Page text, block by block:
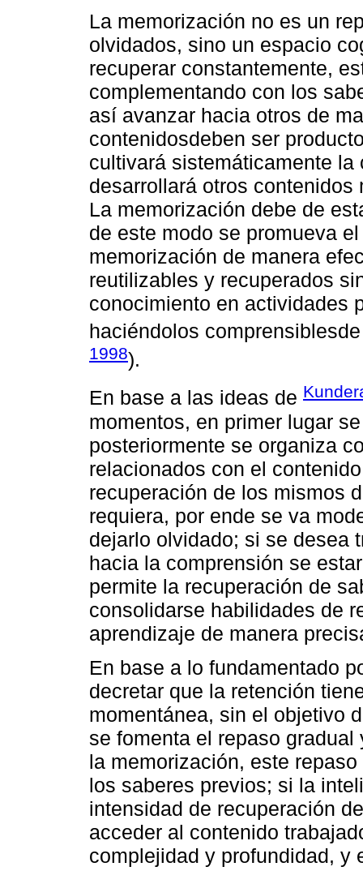
La memorización no es un
olvidados, sino un espacio
recuperar constantemente,
complementando con los
así avanzar hacia otros de
contenidosdeben ser
cultivará sistemáticamente
desarrollará otros
La memorización debe de
de este modo se promueva
memorización de manera
reutilizables y recuperados
conocimiento en actividades
haciéndolos
1998).
En base a las ideas de
momentos, en primer lugar
posteriormente se organiza
relacionados con el
recuperación de los mismos
requiera, por ende se va
dejarlo olvidado; si se desea
hacia la comprensión se
permite la recuperación de
consolidarse habilidades de
aprendizaje de manera
En base a lo fundamentado
decretar que la retención
momentánea, sin el objetivo
se fomenta el repaso
la memorización, este
los saberes previos; si la
intensidad de recuperación
acceder al contenido
complejidad y profundidad, y